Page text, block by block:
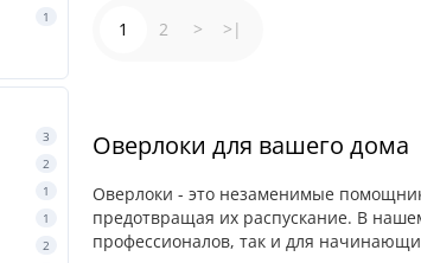
1
3
2
1
1
2
1 2 > >|
Оверлоки для вашего дома
Оверлоки - это незаменимые
предотвращая их распускание. В
профессионалов, так и для